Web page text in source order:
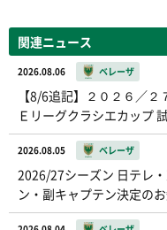
関連ニュース
2026.08.06 ベレーザ
【8/6追記】２０２６／
Ｅリーグクラシエカップ
2026.08.05 ベレーザ
2026/27シーズン 日テレ
ン・副キャプテン決定の